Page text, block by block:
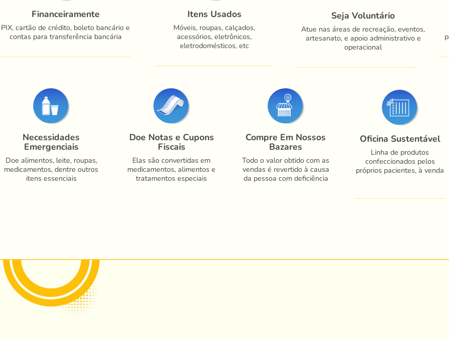
Financeiramente
PIX, cartão de crédito, boleto bancário e
contas para transferência bancária
Itens Usados
Móveis, roupas, calçados,
acessórios, eletrônicos,
eletrodomésticos, etc
Seja Voluntário
Atue nas áreas de recreação, eventos,
artesanato, e apoio administrativo e
operacional
Necessidades
Emergenciais
Doe alimentos, leite, roupas,
medicamentos, dentre outros
itens essenciais
Doe Notas e Cupons
Fiscais
Elas são convertidas em
medicamentos, alimentos e
tratamentos especiais
Compre Em Nossos
Bazares
Todo o valor obtido com as
vendas é revertido à causa
da pessoa com deficiência
Oficina Sustentável
Linha de produtos
confeccionados pelos
próprios pacientes, à venda